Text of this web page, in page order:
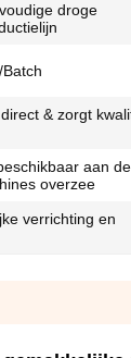
droge
& zorgt
aan de
overzee
verrichting en